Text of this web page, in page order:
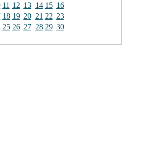
11 12 13 14 15 16
18 19 20 21 22 23
25 26 27 28 29 30